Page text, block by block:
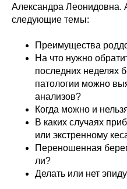
Александра Леонидовна.
следующие темы:
Преимущества
На что нужно
последних неделях
патологии можно
анализов?
Когда можно и
В каких случаях
или экстренному
Переношенная
ли?
Делать или нет